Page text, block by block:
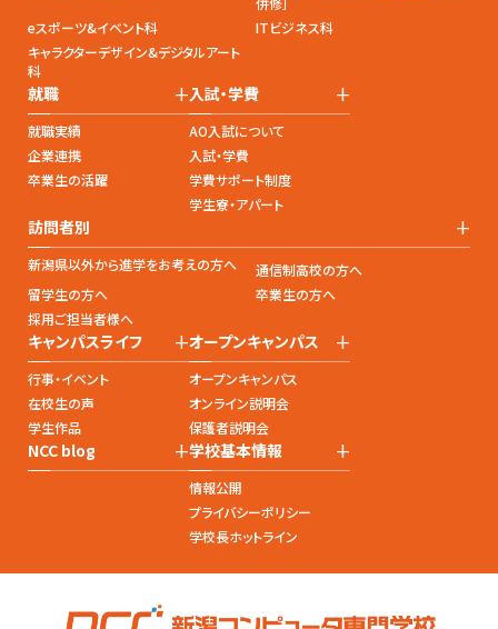
eスポーツ&イベント科
ITビジネス科
キャラクターデザイン&デジタルアート
科
就職 +
就職実績
企業連携
卒業生の活躍
入試・学費 +
AO入試について
入試・学費
学費サポート制度
学生寮・アパート
訪問者別 +
新潟県以外から進学をお考えの方へ
通信制高校の方へ
留学生の方へ
卒業生の方へ
採用ご担当者様へ
キャンパスライフ +
行事・イベント
在校生の声
学生作品
オープンキャンパス +
オープンキャンパス
オンライン説明会
保護者説明会
NCC blog +学校基本情報 +
情報公開
プライバシーポリシー
学校長ホットライン